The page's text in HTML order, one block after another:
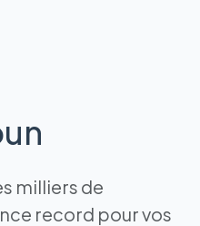
milliers de
record pour vos